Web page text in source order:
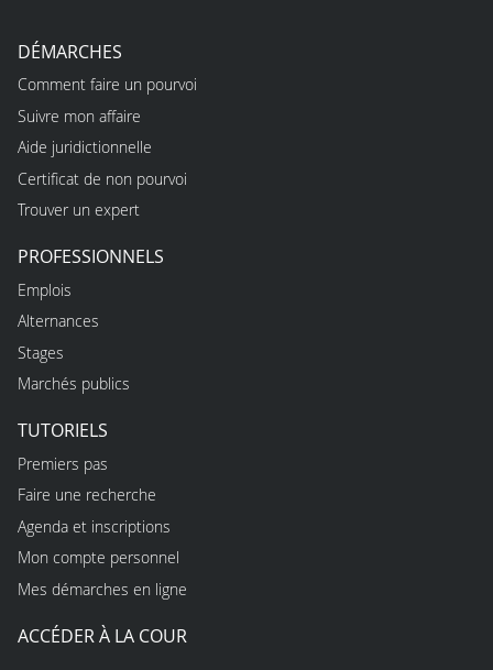
DÉMARCHES
Comment faire un pourvoi
Suivre mon affaire
Aide juridictionnelle
Certificat de non pourvoi
Trouver un expert
PROFESSIONNELS
Emplois
Alternances
Stages
Marchés publics
TUTORIELS
Premiers pas
Faire une recherche
Agenda et inscriptions
Mon compte personnel
Mes démarches en ligne
ACCÉDER À LA COUR